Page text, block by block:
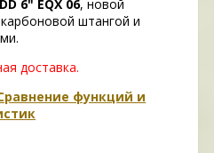
6" EQX 06, новой
штангой и
доставка.
функций и